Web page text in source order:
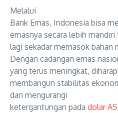
Melalui
Bank Emas, Indonesia bisa
emasnya secara lebih mandiri
lagi sekadar memasok bahan
Dengan cadangan emas
yang terus meningkat,
membangun stabilitas
dan mengurangi
ketergantungan pada dolar AS